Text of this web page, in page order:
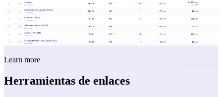
Learn more
Herramientas de enlaces